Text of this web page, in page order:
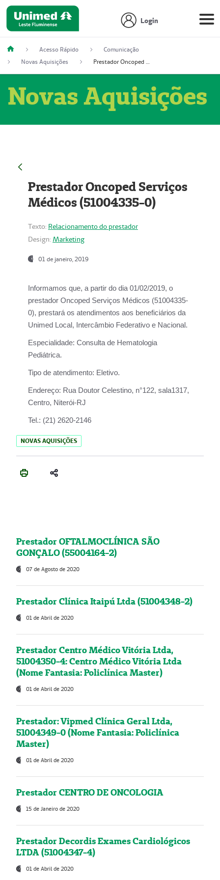
Login
Acesso Rápido
Comunicação
Novas Aquisições
Prestador Oncoped Serviços Médicos (51004335-0)
Novas Aquisições
Prestador Oncoped Serviços
Médicos (51004335-0)
Texto: Relacionamento do prestador
Design: Marketing
01 de janeiro, 2019
Informamos que, a partir do dia 01/02/2019, o
prestador Oncoped Serviços Médicos (51004335-
0), prestará os atendimentos aos beneficiários da
Unimed Local, Intercâmbio Federativo e Nacional.
Especialidade: Consulta de Hematologia
Pediátrica.
Tipo de atendimento: Eletivo.
Endereço: Rua Doutor Celestino, n°122, sala1317,
Centro, Niterói-RJ
Tel.: (21) 2620-2146
NOVAS AQUISIÇÕES
Prestador OFTALMOCLÍNICA SÃO
GONÇALO (55004164-2)
07 de Agosto de 2020
Prestador Clínica Itaipú Ltda (51004348-2)
01 de Abril de 2020
Prestador Centro Médico Vitória Ltda,
51004350-4: Centro Médico Vitória Ltda
(Nome Fantasia: Policlínica Master)
01 de Abril de 2020
Prestador: Vipmed Clínica Geral Ltda,
51004349-0 (Nome Fantasia: Policlínica
Master)
01 de Abril de 2020
Prestador CENTRO DE ONCOLOGIA
15 de Janeiro de 2020
Prestador Decordis Exames Cardiológicos
LTDA (51004347-4)
01 de Abril de 2020